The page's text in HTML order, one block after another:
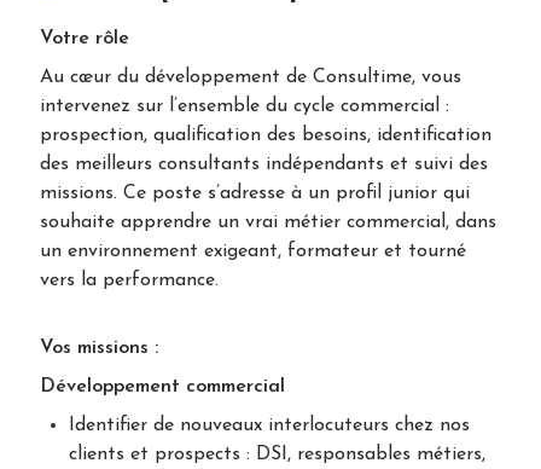
Votre rôle
Au cœur du développement de Consultime, vous
intervenez sur l’ensemble du cycle commercial :
prospection, qualification des besoins, identification
des meilleurs consultants indépendants et suivi des
missions. Ce poste s’adresse à un profil junior qui
souhaite apprendre un vrai métier commercial, dans
un environnement exigeant, formateur et tourné
vers la performance.
Vos missions :
Développement commercial
Identifier de nouveaux interlocuteurs chez nos
clients et prospects : DSI, responsables métiers,